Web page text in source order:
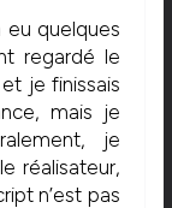
eu quelques
regardé le
je finissais
mais je
je
réalisateur,
n’est pas